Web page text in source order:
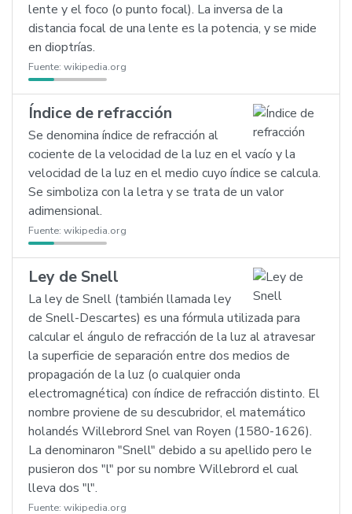
lente y el foco (o punto focal). La inversa de la
distancia focal de una lente es la potencia, y se mide
en dioptrías.
Fuente: wikipedia.org
Índice de refracción
Se denomina índice de refracción al
cociente de la velocidad de la luz en el vacío y la
velocidad de la luz en el medio cuyo índice se calcula.
Se simboliza con la letra y se trata de un valor
adimensional.
Fuente: wikipedia.org
Ley de Snell
La ley de Snell (también llamada ley
de Snell-Descartes) es una fórmula utilizada para
calcular el ángulo de refracción de la luz al atravesar
la superficie de separación entre dos medios de
propagación de la luz (o cualquier onda
electromagnética) con índice de refracción distinto. El
nombre proviene de su descubridor, el matemático
holandés Willebrord Snel van Royen (1580-1626).
La denominaron "Snell" debido a su apellido pero le
pusieron dos "l" por su nombre Willebrord el cual
lleva dos "l".
Fuente: wikipedia.org